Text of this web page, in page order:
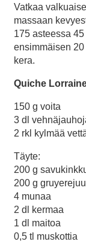
Vatkaa
massaan
175 asteessa
ensimmäisen
kera.
Quiche
150 g voita
3 dl
2 rkl kylmää
Täyte:
200 g
200 g
4 munaa
2 dl kermaa
1 dl maitoa
0,5 tl muskottia